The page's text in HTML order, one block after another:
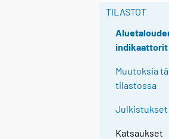
TILASTOT
indikaattorit
Muutoksia
tilastossa
Julkistukset
Katsaukset